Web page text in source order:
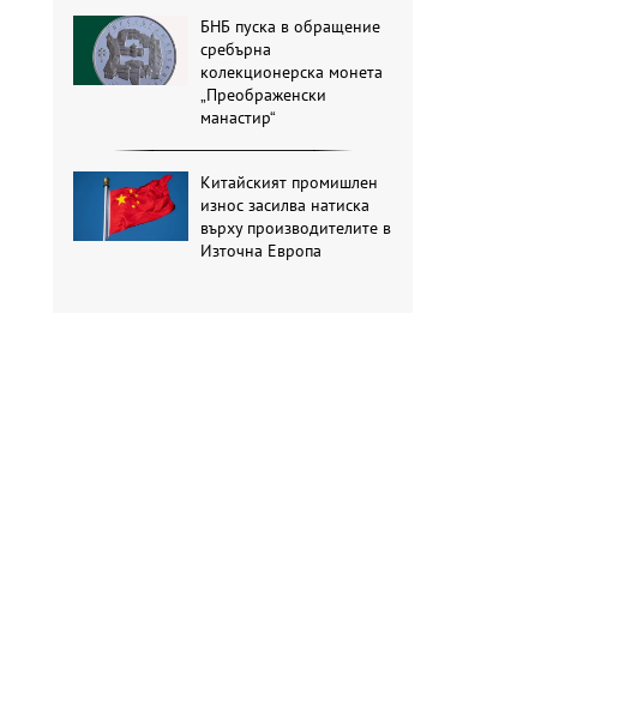
БНБ пуска в обращение
сребърна
колекционерска монета
„Преображенски
манастир“
Китайският промишлен
износ засилва натиска
върху производителите в
Източна Европа